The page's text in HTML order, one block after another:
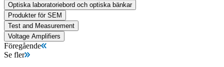
Optiska laboratoriebord och optiska bänkar
Produkter för SEM
Test and Measurement
Voltage Amplifiers
Föregående
Se fler